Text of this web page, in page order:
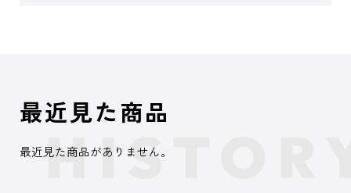
最近見た商品
最近見た商品がありません。